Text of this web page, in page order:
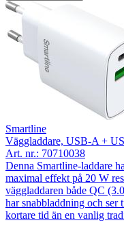
Smartline
Väggladdare, USB-A +
Art. nr.: 70710038
Denna Smartline-laddare
maximal effekt på 20 W
väggladdaren både QC
har snabbladdning och ser
kortare tid än en vanlig